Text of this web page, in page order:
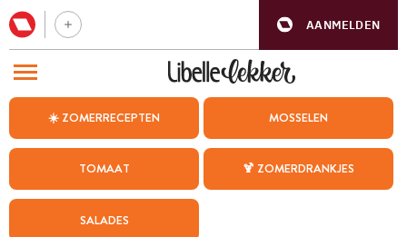
AANMELDEN
☀️ ZOMERRECEPTEN MOSSELEN
TOMAAT 🍹 ZOMERDRANKJES
SALADES
BEZOEK ONZE ANDERE WEBSITES
WEEKMENU
CHAT MET MAIA